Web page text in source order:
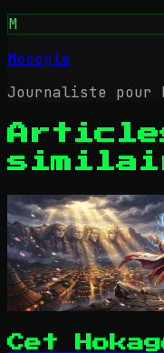
M
Mooogle
Journaliste pour
Cet